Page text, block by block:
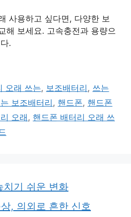
사용하고 싶다면, 다양한 보
해 보세요. 고속충전과 용량으
.
오래 쓰는, 보조배터리 , 쓰는
보조배터리 , 핸드폰, 핸드폰
오래 , 핸드폰 배터리 오래 쓰
치기 쉬운 변화
, 의외로 흔한 신호